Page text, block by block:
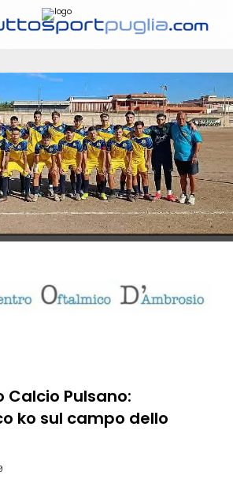
Calcio Pulsano:
ko sul campo dello